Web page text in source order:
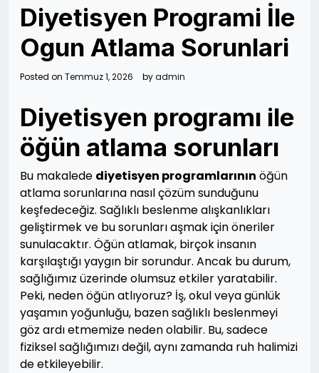
Diyetisyen Programi İle
Ogun Atlama Sorunlari
Posted on Temmuz 1, 2026 byadmin
Diyetisyen programı ile
öğün atlama sorunları
Bu makalede diyetisyen programlarının öğün
atlama sorunlarına nasıl çözüm sunduğunu
keşfedeceğiz. Sağlıklı beslenme alışkanlıkları
geliştirmek ve bu sorunları aşmak için öneriler
sunulacaktır. Öğün atlamak, birçok insanın
karşılaştığı yaygın bir sorundur. Ancak bu durum,
sağlığımız üzerinde olumsuz etkiler yaratabilir.
Peki, neden öğün atlıyoruz? İş, okul veya günlük
yaşamın yoğunluğu, bazen sağlıklı beslenmeyi
göz ardı etmemize neden olabilir. Bu, sadece
fiziksel sağlığımızı değil, aynı zamanda ruh halimizi
de etkileyebilir.